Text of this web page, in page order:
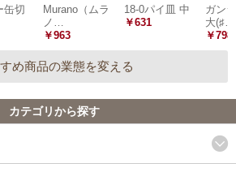
缶切
Murano（ムラ
ノ…
￥963
18-0パイ皿 中
￥631
ガン
大(♯…
￥798
め商品の業態を変える
カテゴリから探す